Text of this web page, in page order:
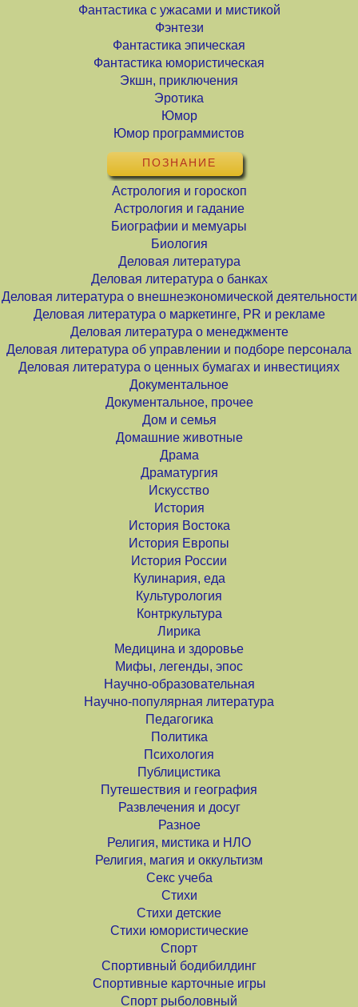
Фантастика с ужасами и мистикой
Фэнтези
Фантастика эпическая
Фантастика юмористическая
Экшн, приключения
Эротика
Юмор
Юмор программистов
ПОЗНАНИЕ
Астрология и гороскоп
Астрология и гадание
Биографии и мемуары
Биология
Деловая литература
Деловая литература о банках
Деловая литература о внешнеэкономической деятельности
Деловая литература о маркетинге, PR и рекламе
Деловая литература о менеджменте
Деловая литература об управлении и подборе персонала
Деловая литература о ценных бумагах и инвестициях
Документальное
Документальное, прочее
Дом и семья
Домашние животные
Драма
Драматургия
Искусство
История
История Востока
История Европы
История России
Кулинария, еда
Культурология
Контркультура
Лирика
Медицина и здоровье
Мифы, легенды, эпос
Научно-образовательная
Научно-популярная литература
Педагогика
Политика
Психология
Публицистика
Путешествия и география
Развлечения и досуг
Разное
Религия, мистика и НЛО
Религия, магия и оккультизм
Секс учеба
Стихи
Стихи детские
Стихи юмористические
Спорт
Спортивный бодибилдинг
Спортивные карточные игры
Спорт рыболовный